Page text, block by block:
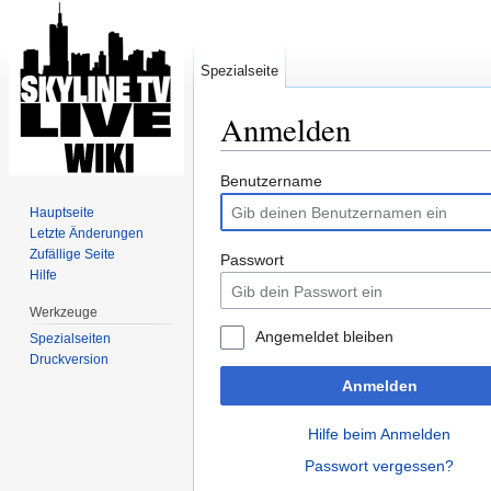
Anmelden
Benutzername
Passwort
Angemeldet bleiben
Anmelden
Hilfe beim Anmelden
Passwort vergessen?
Spezialseite
Hauptseite
Letzte Änderungen
Zufällige Seite
Hilfe
Werkzeuge
Spezialseiten
Druckversion